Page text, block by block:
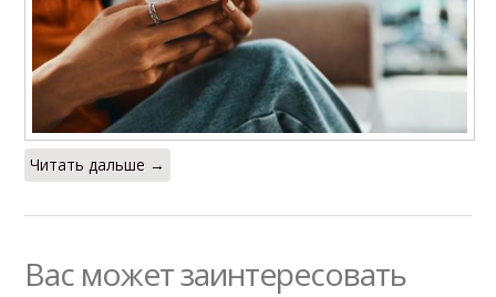
Читать дальше →
Вас может заинтересовать